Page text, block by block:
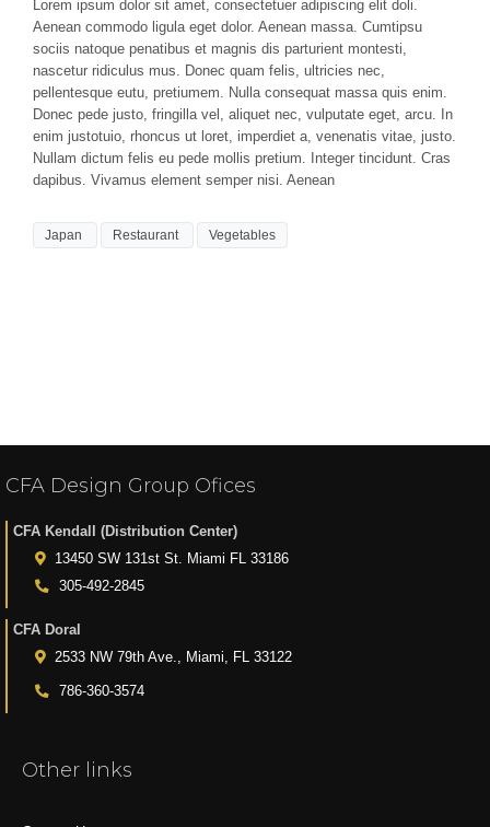
Lorem ipsum dolor sit amet, consectetuer adipiscing elit doli.
Aenean commodo ligula eget dolor. Aenean massa. Cumtipsu
sociis natoque penatibus et magnis dis parturient montesti,
nascetur ridiculus mus. Donec quam felis, ultricies nec,
pellentesque eutu, pretiumem. Nulla consequat massa quis enim.
Donec pede justo, fringilla vel, aliquet nec, vulputate eget, arcu. In
enim justotuio, rhoncus ut loret, imperdiet a, venenatis vitae, justo.
Nullam dictum felis eu pede mollis pretium. Integer tincidunt. Cras
dapibus. Vivamus element semper nisi. Aenean
Japan Restaurant Vegetables
CFA Design Group Ofices
CFA Kendall (Distribution Center)
13450 SW 131st St. Miami FL 33186
305-492-2845
CFA Doral
2533 NW 79th Ave., Miami, FL 33122
786-360-3574
Other links